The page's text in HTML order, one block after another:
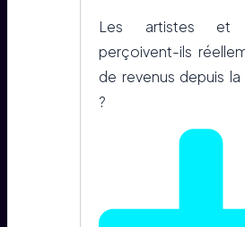
Les artistes et
perçoivent-ils
de revenus depuis
?